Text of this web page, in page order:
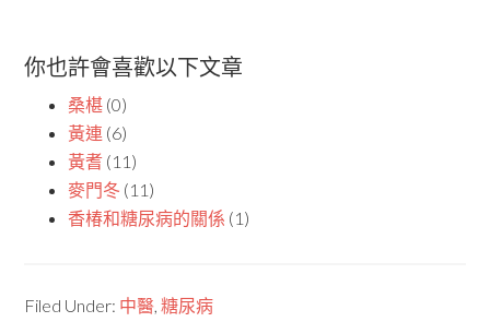
你也許會喜歡以下文章
桑椹 (0)
黃連 (6)
黃耆 (11)
麥門冬 (11)
香椿和糖尿病的關係 (1)
Filed Under: 中醫,糖尿病